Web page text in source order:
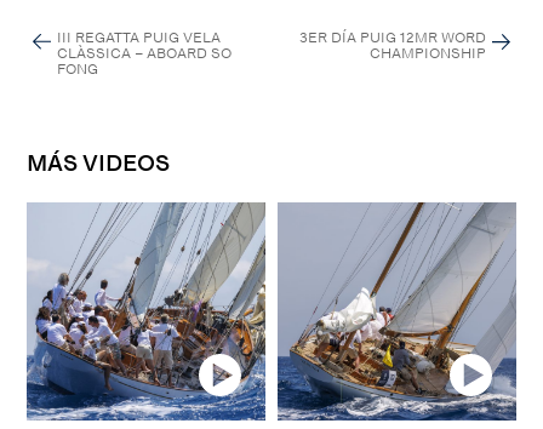
III REGATTA PUIG VELA
CLÀSSICA – ABOARD SO
FONG
3ER DÍA PUIG 12MR WORD
CHAMPIONSHIP
MÁS VIDEOS